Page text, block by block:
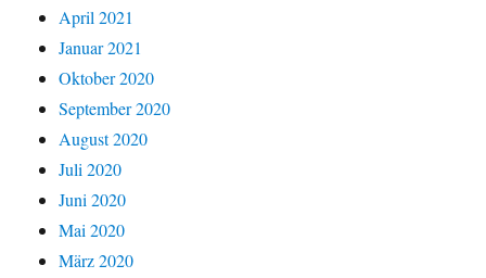
April 2021
Januar 2021
Oktober 2020
September 2020
August 2020
Juli 2020
Juni 2020
Mai 2020
März 2020